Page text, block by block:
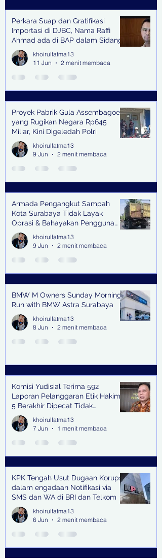
Perkara Suap dan Gratifikasi
Importasi di DJBC, Nama Raffi
Ahmad ada di BAP dalam Sidang
khoirulfatma13
11 Jun
2 menit membaca
Proyek Pabrik Gula Assembagoes
yang Rugikan Negara Rp645
Miliar, Kini Digeledah Polri
khoirulfatma13
9 Jun
2 menit membaca
Armada Pengangkut Sampah
Kota Surabaya Tidak Layak
Oprasi & Bahayakan Pengguna
Jalan
khoirulfatma13
9 Jun
2 menit membaca
BMW M Owners Sunday Morning
Run with BMW Astra Surabaya
khoirulfatma13
8 Jun
2 menit membaca
Komisi Yudisial Terima 592
Laporan Pelanggaran Etik Hakim,
5 Berakhir Dipecat Tidak
Terhormat
khoirulfatma13
7 Jun
1 menit membaca
KPK Tengah Usut Dugaan Korupsi
dalam engadaan Notifikasi via
SMS dan WA di BRI dan Telkom
khoirulfatma13
6 Jun
2 menit membaca